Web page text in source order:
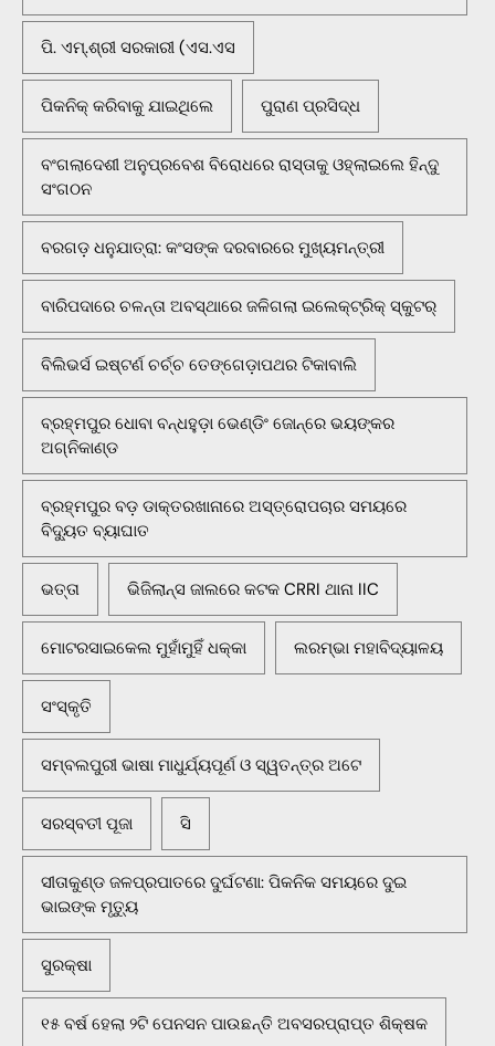
ପି. ଏମ୍.ଶ୍ରୀ ସରକାରୀ (ଏସ.ଏସ
ପିକନିକ୍‌ କରିବାକୁ ଯାଇଥିଲେ ପୁରାଣ ପ୍ରସିଦ୍ଧ
ବଂଗଲାଦେଶୀ ଅନୁପ୍ରବେଶ ବିରୋଧରେ ରାସ୍ତାକୁ ଓହ୍ଲାଇଲେ ହିନ୍ଦୁ
ସଂଗଠନ
ବରଗଡ଼ ଧନୁଯାତ୍ରା: କଂସଙ୍କ ଦରବାରରେ ମୁଖ୍ୟମନ୍ତ୍ରୀ
ବାରିପଦାରେ ଚଳନ୍ତା ଅବସ୍ଥାରେ ଜଳିଗଲା ଇଲେକ୍ଟ୍ରିକ୍ ସ୍କୁଟର୍
ବିଲିଭର୍ସ ଇଷ୍ଟର୍ଣ ଚର୍ଚ୍ଚ ତେଙ୍ଗେଡ଼ାପଥର ଟିକାବାଲି
ବ୍ରହ୍ମପୁର ଧୋବା ବନ୍ଧହୁଡ଼ା ଭେଣ୍ଡିଂ ଜୋନ୍‌ରେ ଭୟଙ୍କର
ଅଗ୍ନିକାଣ୍ଡ
ବ୍ରହ୍ମପୁର ବଡ଼ ଡାକ୍ତରଖାନାରେ ଅସ୍ତ୍ରୋପଚାର ସମୟରେ
ବିଦ୍ୟୁତ ବ୍ୟାଘାତ
ଭତ୍ତା ଭିଜିଲାନ୍ସ ଜାଲରେ କଟକ CRRI ଥାନା IIC
ମୋଟରସାଇକେଲ ମୁହାଁମୁହିଁ ଧକ୍କା ଲରମ୍ଭା ମହାବିଦ୍ୟାଳୟ
ସଂସ୍କୃତି
ସମ୍ବଲପୁରୀ ଭାଷା ମାଧୁର୍ଯ୍ୟପୂର୍ଣ ଓ ସ୍ୱତନ୍ତ୍ର ଅଟେ
ସରସ୍ବତୀ ପୂଜା ସି
ସୀତାକୁଣ୍ଡ ଜଳପ୍ରପାତରେ ଦୁର୍ଘଟଣା: ପିକନିକ ସମୟରେ ଦୁଇ
ଭାଇଙ୍କ ମୃତ୍ୟୁ
ସୁରକ୍ଷା
୧୫ ବର୍ଷ ହେଲା ୨ଟି ପେନସନ ପାଉଛନ୍ତି ଅବସରପ୍ରାପ୍ତ ଶିକ୍ଷକ